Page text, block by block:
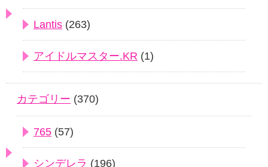
Lantis (263)
アイドルマスター.KR (1)
カテゴリー (370)
765 (57)
シンデレラ (196)